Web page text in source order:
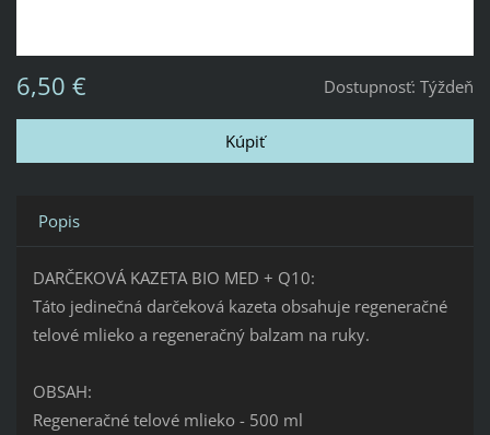
Dostupnosť: Týždeň
6,50 €
Popis
DARČEKOVÁ KAZETA BIO MED + Q10:
Táto jedinečná darčeková kazeta obsahuje regeneračné
telové mlieko a regeneračný balzam na ruky.
OBSAH:
Regeneračné telové mlieko - 500 ml